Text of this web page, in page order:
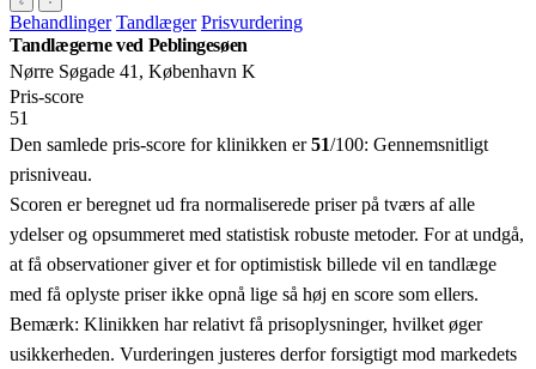
Behandlinger Tandlæger Prisvurdering
Tandlægerne ved Peblingesøen
Nørre Søgade 41, København K
Pris‑score
51
Den samlede pris-score for klinikken er51/100: Gennemsnitligt
prisniveau.
Scoren er beregnet ud fra normaliserede priser på tværs af alle
ydelser og opsummeret med statistisk robuste metoder. For at undgå,
at få observationer giver et for optimistisk billede vil en tandlæge
med få oplyste priser ikke opnå lige så høj en score som ellers.
Bemærk: Klinikken har relativt få prisoplysninger, hvilket øger
usikkerheden. Vurderingen justeres derfor forsigtigt mod markedets